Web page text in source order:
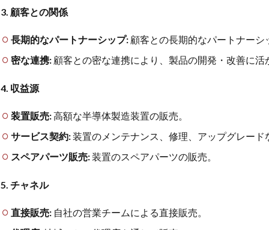
市場
アと
基盤
3.3
エコ
テム
の構
将
展
望
3. 顧客との関係
長期的なパートナーシップ: 顧客との長期的なパートナーシ
密な連携: 顧客との密な連携により、製品の開発・改善に活
4. 収益源
装置販売:高額な半導体製造装置の販売。
サービス契約:装置のメンテナンス、修理、アップグレード
スペアパーツ販売:装置のスペアパーツの販売。
5. チャネル
直接販売: 自社の営業チームによる直接販売。